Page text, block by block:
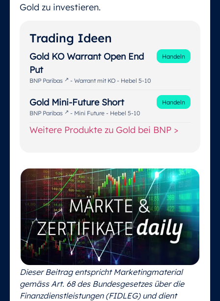
Gold zu investieren.
Trading Ideen
Gold KO Warrant Open End
Put
BNP Paribas - Warrant mit KO - Hebel 5-10
Handeln
Gold Mini-Future Short
BNP Paribas - Mini Future - Hebel 5-10
Handeln
Weitere Produkte zu Gold bei BNP >
Dieser Beitrag entspricht Marketingmaterial
gemäss Art. 68 des Bundesgesetzes über die
Finanzdienstleistungen (FIDLEG) und dient